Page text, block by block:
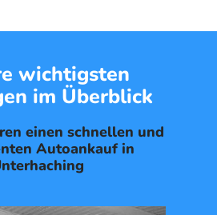
wichtigsten
im Überblick
einen schnellen und
Autoankauf in